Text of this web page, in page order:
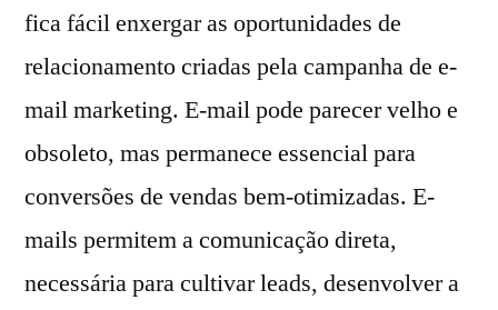
fica fácil enxergar as oportunidades de
relacionamento criadas pela campanha de e-
mail marketing. E-mail pode parecer velho e
obsoleto, mas permanece essencial para
conversões de vendas bem-otimizadas. E-
mails permitem a comunicação direta,
necessária para cultivar leads, desenvolver a